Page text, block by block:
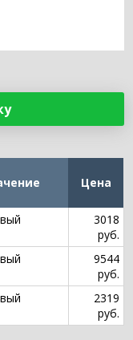
Цена
3018
руб.
9544
руб.
2319
руб.